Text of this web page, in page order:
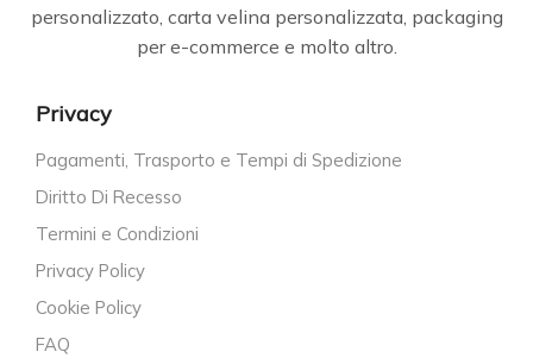
personalizzato, carta velina personalizzata, packaging
per e-commerce e molto altro.
Privacy
Pagamenti, Trasporto e Tempi di Spedizione
Diritto Di Recesso
Termini e Condizioni
Privacy Policy
Cookie Policy
FAQ